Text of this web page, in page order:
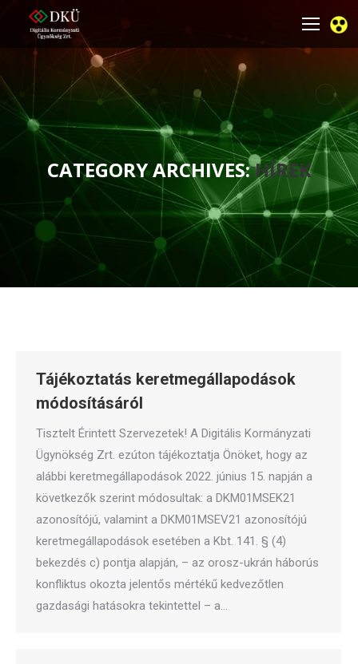
CATEGORY ARCHIVES:HÍREK
You are here:
Tájékoztatás keretmegállapodások
módosításáról
Tisztelt Érintett Szervezetek! A Digitális Kormányzati
Ügynökség Zrt. ezúton tájékoztatja Önöket, hogy az
alábbi keretmegállapodások 2022. június 15. napján a
következők szerint módosultak: a DKM01MSEK21
azonosítójú, valamint a DKM01MSEV21 azonosítójú
keretmegállapodások esetében a Kbt. 141. § (4)
bekezdés c) pontja alapján, – az orosz-ukrán háborús
konfliktus okozta jelentős mértékű kedvezőtlen
gazdasági hatásokra tekintettel – a…